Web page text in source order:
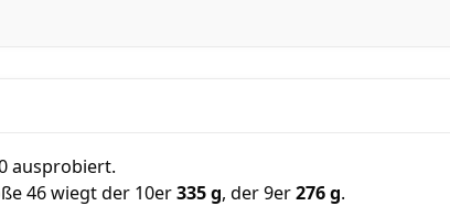
ausprobiert.
46 wiegt der 10er335 g, der 9er276 g.